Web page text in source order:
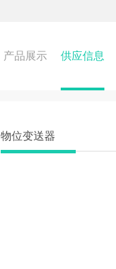
产品展示 供应信息
物位变送器